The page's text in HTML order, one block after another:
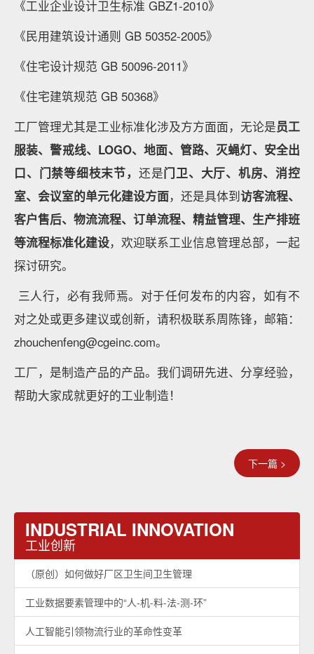
《工业企业设计卫生标准 GBZ1-2010》
《民用建筑设计通则 GB 50352-2005》
《住宅设计规范 GB 50096-2011》
《住宅建筑规范 GB 50368》
工厂管理尤其是工业标准化涉及方方面面，无论是员工
服装、警戒线、LOGO、地面、管路、灭蝇灯、安全出
口、门禁等细枝末节， 还是门卫、大厅、机房、消控
室、会议室的单元化建设方面，还是具体到访客流程、
客户售后、物流流程、订单流程、精益管理、生产排班
等流程标准化建设，欢迎联系工业信息管理总部，一起
探讨研究。
三人行，必有我师焉。对于任何发布的内容，如有不
对之处或更多建议或创新，请积极联系周陈锋，邮箱：
zhouchenfeng@cgeinc.com。
工厂，是制造产品的产品。我们调研先进、分享经验，
帮助大家成就更好的工业制造！
下一篇 >
INDUSTRIAL INNOVATION
工业创新
（原创）如何做好厂区卫生间卫生管理
工业数据要素管理中的“人-机-料-法-测-环”
人工智能引领物流行业的革命性变革